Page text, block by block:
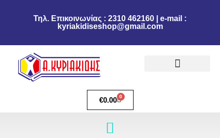
Τηλ. Επικοινωνίας : 2310 462160 | e-mail :
kyriakidiseshop@gmail.com
€0.00 0